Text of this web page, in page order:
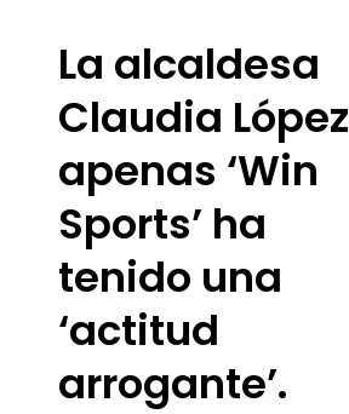
La alcaldesa
Claudia López
apenas ‘Win
Sports’ ha
tenido una
‘actitud
arrogante’.